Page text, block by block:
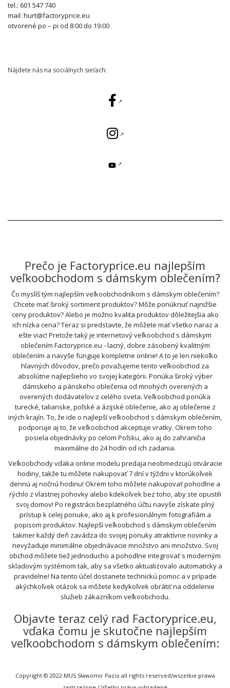
tel.: 601 547 740
mail: hurt@factoryprice.eu
otvorené po – pi od 8:00 do 19:00
Nájdete nás na sociálnych sieťach:
Prečo je Factoryprice.eu najlepším
veľkoobchodom s dámskym oblečením?
Čo myslíš tým najlepším veľkoobchodníkom s dámskym oblečením?
Chcete mať široký sortiment produktov? Môže ponúknuť najnižšie
ceny produktov? Alebo je možno kvalita produktov dôležitejšia ako
ich nízka cena? Teraz si predstavte, že môžete mať všetko naraz a
ešte viac! Pretože taký je internetový veľkoobchod s dámskym
oblečením Factoryprice.eu - lacný, dobre zásobený kvalitným
oblečením a navyše funguje kompletne online! A to je len niekoľko
hlavných dôvodov, prečo považujeme tento veľkoobchod za
absolútne najlepšieho vo svojej kategórii. Ponúka široký výber
dámskeho a pánskeho oblečenia od mnohých overených a
overených dodávateľov z celého sveta. Veľkoobchod ponúka
turecké, talianske, poľské a ázijské oblečenie, ako aj oblečenie z
iných krajín. To, že ide o najlepší veľkoobchod s dámskym oblečením,
podporuje aj to, že veľkoobchod akceptuje vratky. Okrem toho
posiela objednávky po celom Poľsku, ako aj do zahraničia
maximálne do 24 hodín od ich zadania.
Veľkoobchody vďaka online modelu predaja neobmedzujú otváracie
hodiny, takže tu môžete nakupovať 7 dní v týždni v ktorúkoľvek
dennú aj nočnú hodinu! Okrem toho môžete nakupovať pohodlne a
rýchlo z vlastnej pohovky alebo kdekoľvek bez toho, aby ste opustili
svoj domov! Po registrácii bezplatného účtu navyše získate plný
prístup k celej ponuke, ako aj k profesionálnym fotografiám a
popisom produktov. Najlepší veľkoobchod s dámskym oblečením
takmer každý deň zavádza do svojej ponuky atraktívne novinky a
nevyžaduje minimálne objednávacie množstvo ani množstvo. Svoj
obchod môžete tiež jednoducho a pohodlne integrovať s moderným
skladovým systémom tak, aby sa všetko aktualizovalo automaticky a
pravidelne! Na tento účel dostanete technickú pomoc a v prípade
akýchkoľvek otázok sa môžete kedykoľvek obrátiť na oddelenie
služieb zákazníkom veľkoobchodu.
Objavte teraz celý rad Factoryprice.eu,
vďaka čomu je skutočne najlepším
veľkoobchodom s dámskym oblečením:
Copyright © 2022 MUS Sławomir Pazio all rights reserved/wszelkie prawa